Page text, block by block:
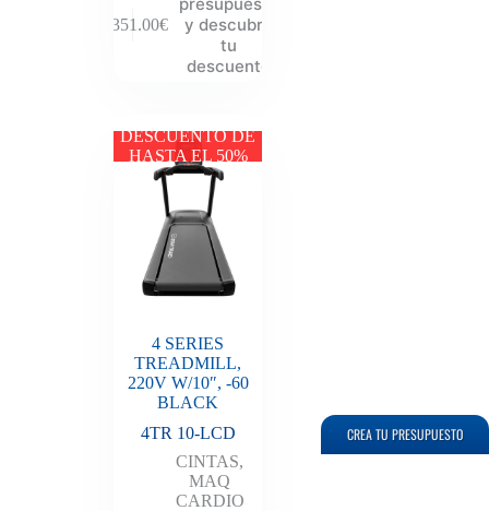
8,351.00€
y descubre
tu
descuento
DESCUENTO DE
HASTA EL 50%
4 SERIES
TREADMILL,
220V W/10″, -60
BLACK
4TR 10-LCD
CINTAS,
MAQ
CARDIO
CREA TU PRESUPUESTO